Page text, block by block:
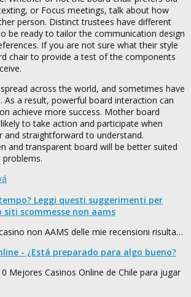
or Focus meetings, talk about how
person. Distinct trustees have different
be ready to tailor the communication design
If you are not sure what their style
chair to provide a test of the components
across the world, and sometimes have
As a result, powerful board interaction can
achieve more success. Mother board
to take action and participate when
and straightforward to understand.
and transparent board will be better suited
problems.
Leggi questi suggerimenti per
siti scommesse non aams
non AAMS delle mie recensioni risulta…
- ¿Está preparado para algo bueno?
Mejores Casinos Online de Chile para jugar